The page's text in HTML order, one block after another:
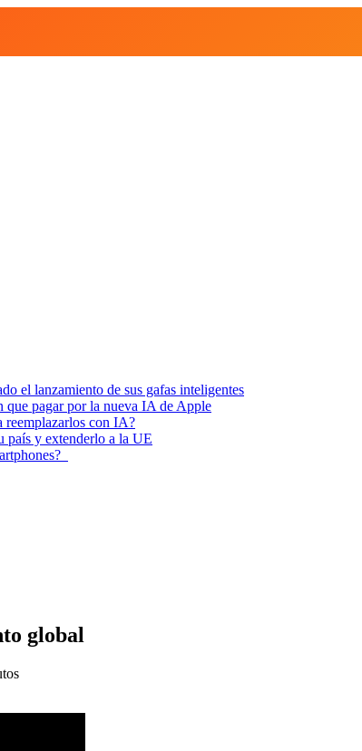
el lanzamiento de sus gafas inteligentes
que pagar por la nueva IA de Apple
reemplazarlos con IA?
país y extenderlo a la UE
global